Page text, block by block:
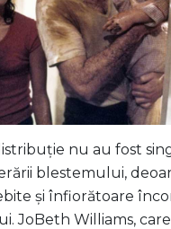
nu au fost
blestemului,
și înfiorătoare
JoBeth Williams,